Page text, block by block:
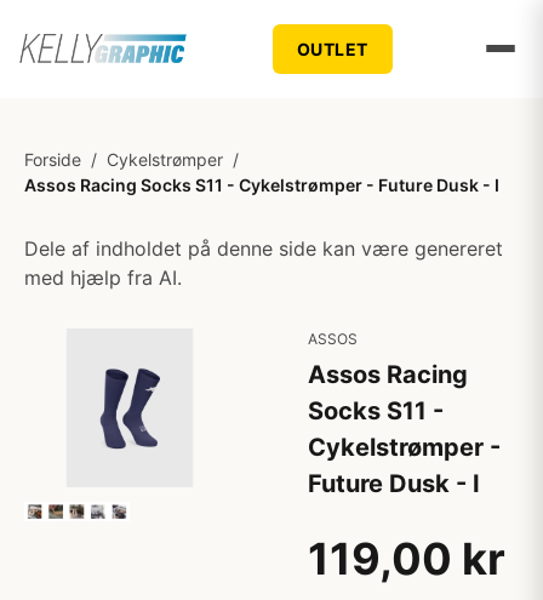
OUTLET
Forside / Cykelstrømper /
Assos Racing Socks S11 - Cykelstrømper - Future Dusk - I
Dele af indholdet på denne side kan være genereret
med hjælp fra AI.
ASSOS
Assos Racing
Socks S11 -
Cykelstrømper -
Future Dusk - I
119,00 kr